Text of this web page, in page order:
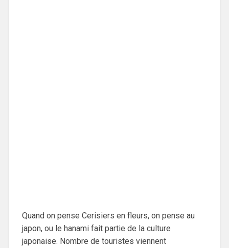
Quand on pense Cerisiers en fleurs, on pense au
japon, ou le hanami fait partie de la culture
japonaise. Nombre de touristes viennent